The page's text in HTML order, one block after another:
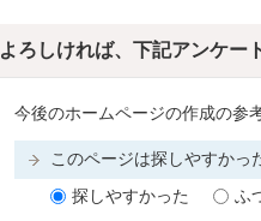
よろしければ、下記アンケー
今後のホームページの作成の参
このページは探しやすか
探しやすかった ふ